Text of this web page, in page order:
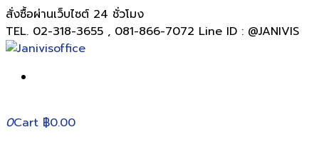
สั่งซื้อผ่านเว็บไซต์ 24 ชั่วโมง
TEL. 02-318-3655 , 081-866-7072 Line ID : @JANIVIS
0Cart ฿0.00